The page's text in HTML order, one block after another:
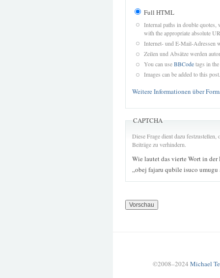
Full HTML
Internal paths in double quotes,
with the appropriate absolute
Internet- und E-Mail-Adressen
Zeilen und Absätze werden
You can useBBCodetags in
Images can be added to this post.
Weitere Informationen über
CAPTCHA
Diese Frage dient dazu
Beiträge zu verhindern.
Wie lautet das vierte Wort in der
„obej fajaru qubile isuco
©2008–2024 Michael